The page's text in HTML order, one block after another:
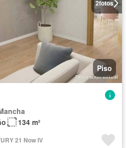
2fotos
Piso
134 m²
21 Now IV